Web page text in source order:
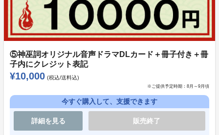
付またはご連絡する場合がございます。「h_sato@dla
s.jp」からのメールを受信できるように設定をお願いい
たします。
【見学＆朗読イベント注意事項】
・支援者さまのご都合による不参加となった場合は返金
対応不可となりますのであらかじめご了承くださいま
・入場の際はスタッフの指示に従ってください。
・37.5度以上ある方はご来場をお控えください。また、
⑤神巫詞オリジナル音声ドラマDLカード＋冊子付き＋冊
子内にクレジット表記
¥10,000 (税込/送料込)
※ご提供予定時期： 8月～9月頃
今すぐ購入して、支援できます
詳細を見る 販売終了